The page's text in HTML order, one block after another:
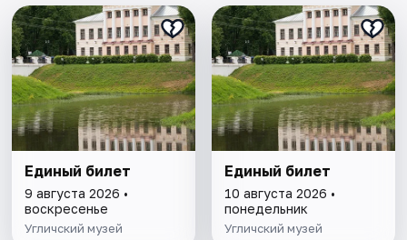
Единый билет
9 августа 2026 •
воскресенье
Угличский музей
Единый билет
10 августа 2026 •
понедельник
Угличский музей